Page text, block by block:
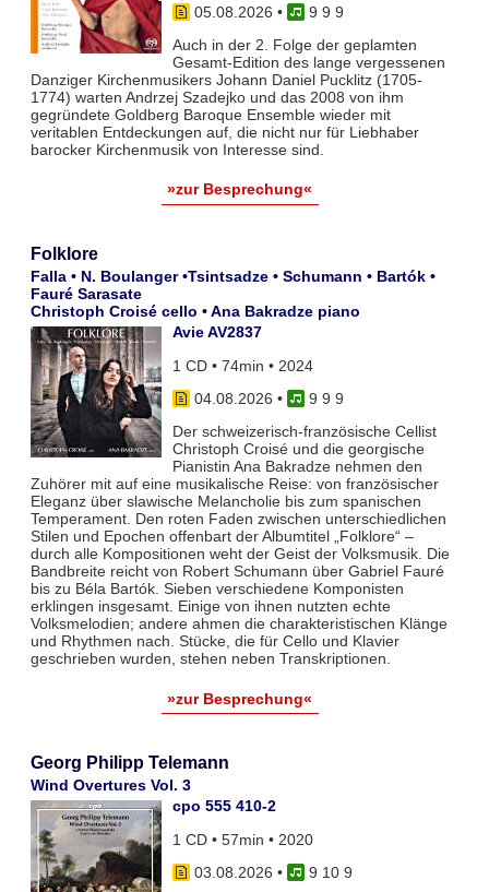
05.08.2026 •
9 9 9
Auch in der 2. Folge der geplamten
Gesamt-Edition des lange vergessenen
Danziger Kirchenmusikers Johann Daniel Pucklitz (1705-
1774) warten Andrzej Szadejko und das 2008 von ihm
gegründete Goldberg Baroque Ensemble wieder mit
veritablen Entdeckungen auf, die nicht nur für Liebhaber
barocker Kirchenmusik von Interesse sind.
»zur Besprechung«
Folklore
Falla • N. Boulanger •Tsintsadze • Schumann • Bartók •
Fauré Sarasate
Christoph Croisé cello • Ana Bakradze piano
Avie AV2837
1 CD • 74min • 2024
04.08.2026 •
9 9 9
Der schweizerisch-französische Cellist
Christoph Croisé und die georgische
Pianistin Ana Bakradze nehmen den
Zuhörer mit auf eine musikalische Reise: von französischer
Eleganz über slawische Melancholie bis zum spanischen
Temperament. Den roten Faden zwischen unterschiedlichen
Stilen und Epochen offenbart der Albumtitel „Folklore“ –
durch alle Kompositionen weht der Geist der Volksmusik. Die
Bandbreite reicht von Robert Schumann über Gabriel Fauré
bis zu Béla Bartók. Sieben verschiedene Komponisten
erklingen insgesamt. Einige von ihnen nutzten echte
Volksmelodien; andere ahmen die charakteristischen Klänge
und Rhythmen nach. Stücke, die für Cello und Klavier
geschrieben wurden, stehen neben Transkriptionen.
»zur Besprechung«
Georg Philipp Telemann
Wind Overtures Vol. 3
cpo 555 410-2
1 CD • 57min • 2020
03.08.2026 •
9 10 9